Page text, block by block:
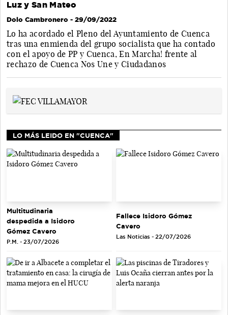
Luz y San Mateo
Dolo Cambronero - 29/09/2022
Lo ha acordado el Pleno del Ayuntamiento de Cuenca
tras una enmienda del grupo socialista que ha contado
con el apoyo de PP y Cuenca, En Marcha! frente al
rechazo de Cuenca Nos Une y Ciudadanos
LO MÁS LEIDO EN "CUENCA"
Multitudinaria
despedida a Isidoro
Gómez Cavero
P.M. - 23/07/2026
Fallece Isidoro Gómez
Cavero
Las Noticias - 22/07/2026